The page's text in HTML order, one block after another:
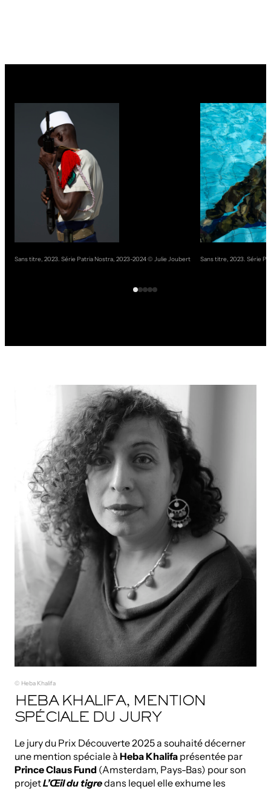
Sans titre, 2023. Série Patria Nostra, 2023-2024 © Julie Joubert Sans titre, 2023. Série
© Heba Khalifa
HEBA KHALIFA, MENTION
SPÉCIALE DU JURY
Le jury du Prix Découverte 2025 a souhaité décerner
une mention spéciale à Heba Khalifa présentée par
Prince Claus Fund (Amsterdam, Pays-Bas) pour son
projetL’Œil du tigredans lequel elle exhume les